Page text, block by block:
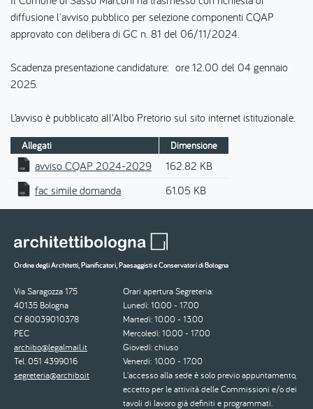
diffusione l'avviso pubblico per selezione componenti CQAP
approvato con delibera di GC n. 81 del 06/11/2024.
Scadenza presentazione candidature: ore 12.00 del 04 gennaio
2025.
L’avviso è pubblicato all’Albo Pretorio sul sito internet istituzionale.
Allegati Dimensione
avviso CQAP 2024-2029
162.82 KB
fac simile domanda
61.05 KB
Ordine degli Architetti, Pianificatori, Paesaggisti e Conservatori di Bologna
Via Saragozza 175
40135 Bologna
Cf 80039010378
PEC
archibo@legalmail.it
Tel. 051 4399016
segreteria@archibo.it
Orari apertura Segreteria:
Lunedì: 10.00 - 17.00
Martedì: 10.00 - 13.00
Mercoledì: 10.00 - 17.00
Giovedì: chiuso
Venerdì: 10.00 - 17.00
L'accesso alla sede è solo previo appuntamento,
eccetto per le attività delle Commissioni e/o dei
tavoli di lavoro già definiti e programmati.